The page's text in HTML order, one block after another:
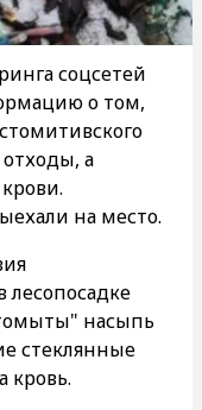
соцсетей
о том,
а
на место.
лесопосадке
насыпь
стеклянные
кровь.